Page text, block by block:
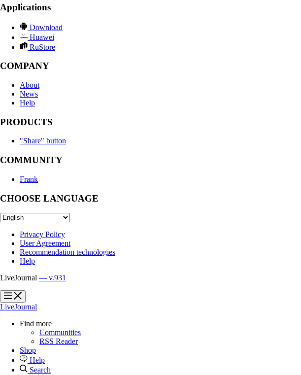
Applications
Download
Huawei
RuStore
COMPANY
About
News
Help
PRODUCTS
"Share" button
COMMUNITY
Frank
CHOOSE LANGUAGE
Privacy Policy
User Agreement
Recommendation technologies
Help
LiveJournal — v.931
?
?
LiveJournal
Find more
Communities
RSS Reader
Shop
Help
Search